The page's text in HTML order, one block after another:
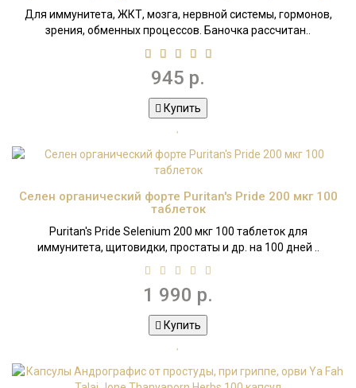
Для иммунитета, ЖКТ, мозга, нервной системы, гормонов,
зрения, обменных процессов. Баночка рассчитан..
945 р.
Купить
Селен органический форте Puritan's Pride 200 мкг 100
таблеток
Puritan's Pride Selenium 200 мкг 100 таблеток для
иммунитета, щитовидки, простаты и др. на 100 дней ..
1 990 р.
Купить